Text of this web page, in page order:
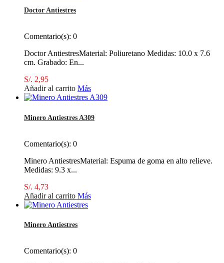
Doctor Antiestres
Comentario(s): 0
Doctor AntiestresMaterial: Poliuretano Medidas: 10.0 x 7.6
cm. Grabado: En...
S/. 2,95
Añadir al carrito Más
Minero Antiestres A309
Comentario(s): 0
Minero AntiestresMaterial: Espuma de goma en alto relieve.
Medidas: 9.3 x...
S/. 4,73
Añadir al carrito Más
Minero Antiestres
Comentario(s): 0